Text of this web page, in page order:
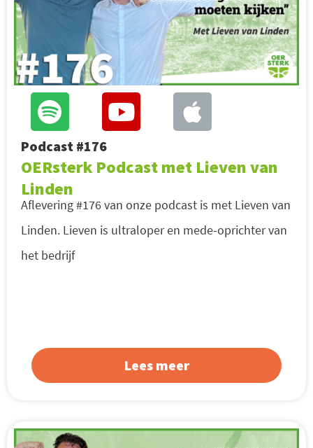
Podcast #176
OERsterk Podcast met Lieven van
Linden
Aflevering #176 van onze podcast is met Lieven van
Linden. Lieven is ultraloper en mede-oprichter van
het bedrijf
Lees meer